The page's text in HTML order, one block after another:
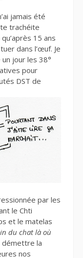
jamais été
trachéite
15 ans
dans l’œuf. Je
jour les 38°
pour
DST de
par les
le Chti
et le matelas
du chat là où
démettre la
nos